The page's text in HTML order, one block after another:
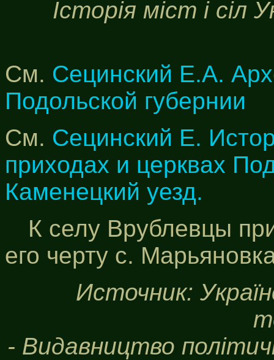
Історія міст і сіл
См. Сецинский Е.А.
Подольской губернии
См. Сецинский Е.
приходах и церквах
Каменецкий уезд.
К селу Врублевцы
его черту с.
Источник:
- Видавництво